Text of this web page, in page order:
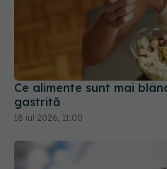
Ce alimente sunt mai
gastrită
18 iul 2026, 11:00